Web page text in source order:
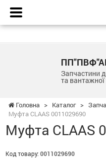
Запчастини
та вантажної
Головна > Каталог >
Mуфта CLAAS 0011029690
Mуфта CLAAS
Код товару: 0011029690